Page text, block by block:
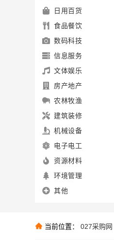
日用百货
食品餐饮
数码科技
信息服务
文体娱乐
房产地产
农林牧渔
建筑装修
机械设备
电子电工
资源材料
环境管理
其他
当前位置： 027采购网